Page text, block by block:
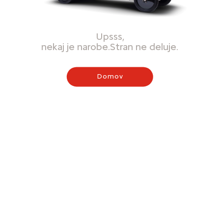
Upsss,
nekaj je narobe.Stran ne deluje.
Domov